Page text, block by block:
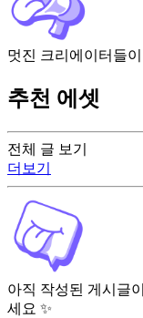
전체 글 보기
더보기
아직 작성된 게시글
세요 ✨
멋진 크리에이터들
추천 에셋